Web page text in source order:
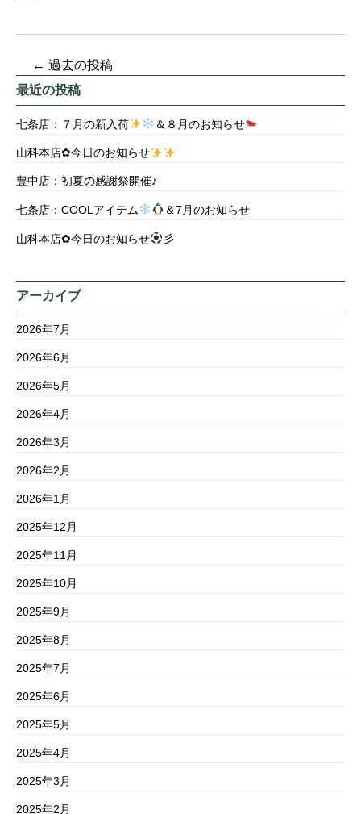
← 過去の投稿
最近の投稿
七条店：７月の新入荷 ＆８月のお知らせ
山科本店✿今日のお知らせ
豊中店：初夏の感謝祭開催♪
七条店：COOLアイテム ＆7月のお知らせ
山科本店✿今日のお知らせ 彡
アーカイブ
2026年7月
2026年6月
2026年5月
2026年4月
2026年3月
2026年2月
2026年1月
2025年12月
2025年11月
2025年10月
2025年9月
2025年8月
2025年7月
2025年6月
2025年5月
2025年4月
2025年3月
2025年2月